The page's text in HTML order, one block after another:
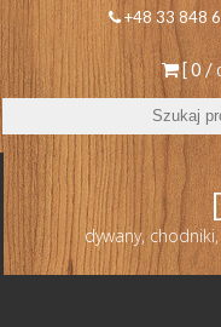
+48 33 848
[ 0 /
dywany,